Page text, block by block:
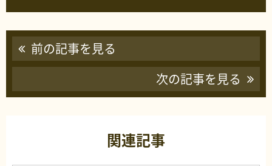
前の記事を見る
次の記事を見る
関連記事